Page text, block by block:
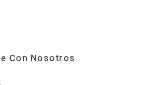
Con Nosotros